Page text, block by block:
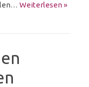
Weiterlesen »